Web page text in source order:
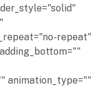
repeat"
animation_type=""